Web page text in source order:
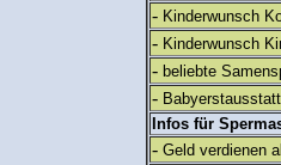
- Kinderwunsch
- Kinderwunsch
- beliebte
-
Infos für
- Geld verdienen